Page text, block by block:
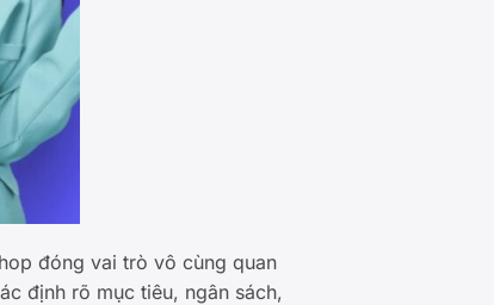
đóng vai trò vô cùng quan
định rõ mục tiêu, ngân sách,